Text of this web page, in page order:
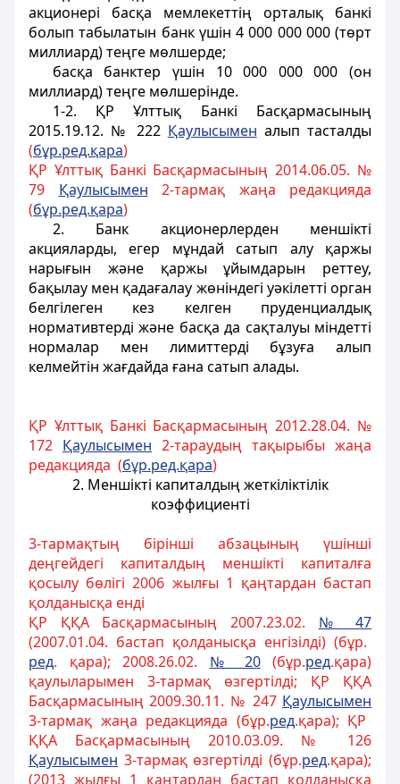
акционері басқа мемлекеттің орталық банкі
болып табылатын банк үшін 4 000 000 000 (төрт
миллиард) теңге мөлшерде;
басқа банктер үшін 10 000 000 000 (он
миллиард) теңге мөлшерінде.
1-2. ҚР Ұлттық Банкі Басқармасының
2015.19.12. № 222 Қаулысымен алып тасталды
(бұр.ред.қара)
ҚР Ұлттық Банкі Басқармасының 2014.06.05. №
79 Қаулысымен 2-тармақ жаңа редакцияда
(бұр.ред.қара)
2. Банк акционерлерден меншікті
акцияларды, егер мұндай сатып алу қаржы
нарығын және қаржы ұйымдарын реттеу,
бақылау мен қадағалау жөніндегі уәкілетті орган
белгілеген кез келген пруденциалдық
нормативтерді және басқа да сақталуы міндетті
нормалар мен лимиттерді бұзуға алып
келмейтін жағдайда ғана сатып алады.
ҚР Ұлттық Банкі Басқармасының 2012.28.04. №
172 Қаулысымен 2-тараудың тақырыбы жаңа
редакцияда (бұр.ред.қара)
2. Меншікті капиталдың жеткіліктілік
коэффициенті
3-тармақтың бірiншi абзацының үшiншi
деңгейдегi капиталдың меншiктi капиталға
қосылу бөлiгi 2006 жылғы 1 қаңтардан бастап
қолданысқа ендi
ҚР ҚҚА Басқармасының 2007.23.02. № 47
(2007.01.04. бастап қолданысқа енгізілді) (бұр.
ред. қара); 2008.26.02. № 20(бұр.ред.қара)
қаулыларымен 3-тармақ өзгертілді; ҚР ҚҚА
Басқармасының 2009.30.11. № 247 Қаулысымен
3-тармақ жаңа редакцияда (бұр.ред.қара); ҚР
ҚҚА Басқармасының 2010.03.09. № 126
Қаулысымен 3-тармақ өзгертілді (бұр.ред.қара);
(2013 жылғы 1 қаңтардан бастап қолданысқа